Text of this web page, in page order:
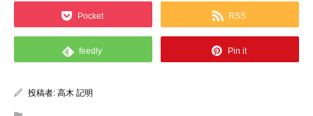
Pocket RSS
feedly Pin it
投稿者: 高木 記明